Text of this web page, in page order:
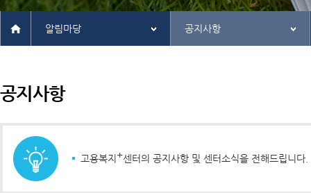
알림마당 공지사항
공지사항
고용복지 +센터의 공지사항 및 센터소식을 전해드립니다.